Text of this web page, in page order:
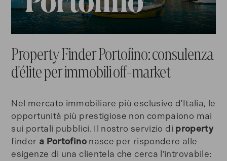
Property Finder Portofino: consulenza
d'élite per immobili off-market
Nel mercato immobiliare più esclusivo d'Italia, le
opportunità più prestigiose non compaiono mai
sui portali pubblici. Il nostro servizio di property
finder a Portofinonasce per rispondere alle
esigenze di una clientela che cerca l'introvabile: